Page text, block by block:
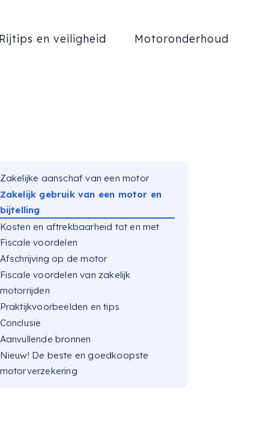
en veiligheid Motoronderhoud
Zakelijke aanschaf van een motor
Zakelijk gebruik van een motor en
bijtelling
Kosten en aftrekbaarheid tot en met
Fiscale voordelen
Afschrijving op de motor
Fiscale voordelen van zakelijk
motorrijden
Praktijkvoorbeelden en tips
Conclusie
Aanvullende bronnen
Nieuw! De beste en goedkoopste
motorverzekering